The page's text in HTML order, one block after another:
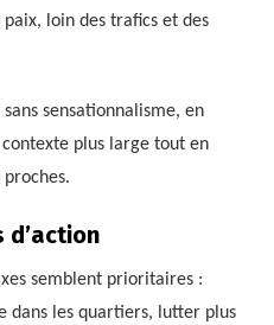
loin des trafics et des
sensationnalisme, en
plus large tout en
d’action
semblent prioritaires :
dans les quartiers, lutter plus